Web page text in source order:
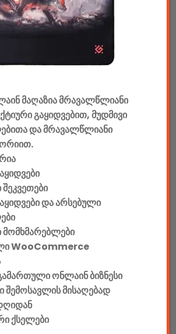
მაღაზია მრავალწლიანი
გაყიდვებით, მუდმივი
და მრავალწლიანი
და არსებული
WooCommerce
ონლაინ ბიზნესი
შემოსავლის მისაღებად
ქსელები